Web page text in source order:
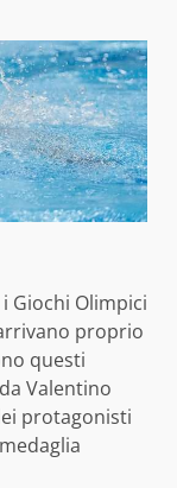
Giochi Olimpici
proprio
questi
Valentino
protagonisti